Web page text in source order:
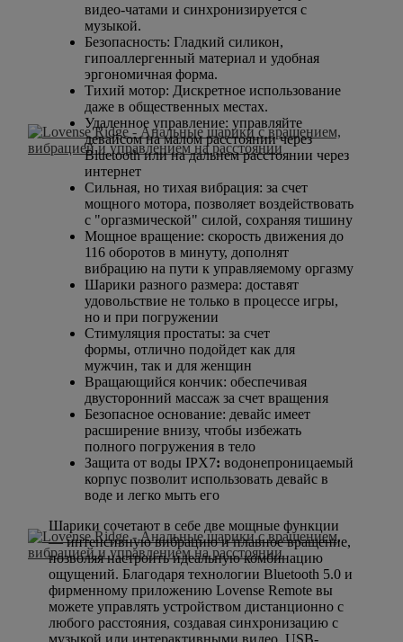
видео-чатами и синхронизируется с
музыкой.
Безопасность: Гладкий силикон,
гипоаллергенный материал и удобная
эргономичная форма.
Тихий мотор: Дискретное использование
даже в общественных местах.
Удаленное управление: управляйте
девайсом на малом расстоянии через
Bluetooth или на дальнем расстоянии через
интернет
Сильная, но тихая вибрация: за счет
мощного мотора, позволяет воздействовать
с "оргазмической" силой, сохраняя тишину
Мощное вращение: скорость движения до
116 оборотов в минуту, дополнят
вибрацию на пути к управляемому оргазму
Шарики разного размера: доставят
удовольствие не только в процессе игры,
но и при погружении
Стимуляция простаты: за счет
формы, отлично подойдет как для
мужчин, так и для женщин
Вращающийся кончик: обеспечивая
двусторонний массаж за счет вращения
Безопасное основание: девайс имеет
расширение внизу, чтобы избежать
полного погружения в тело
Защита от воды IPX7: водонепроницаемый
корпус позволит использовать девайс в
воде и легко мыть его
Шарики сочетают в себе две мощные функции
— интенсивную вибрацию и плавное вращение,
позволяя настроить идеальную комбинацию
ощущений. Благодаря технологии Bluetooth 5.0 и
фирменному приложению Lovense Remote вы
можете управлять устройством дистанционно с
любого расстояния, создавая синхронизацию с
музыкой или интерактивными видео. USB-